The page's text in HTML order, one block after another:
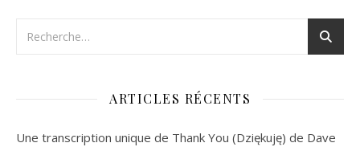
ARTICLES RÉCENTS
Une transcription unique de Thank You (Dziękuję) de Dave